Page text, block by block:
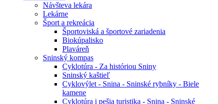
Návšteva lekára
Lekárne
Šport a rekreácia
Športoviská a športové zariadenia
Biokúpalisko
Plaváreň
Sninský kompas
Cyklotúra - Za históriou Sniny
Sninský kaštieľ
Cyklovýlet - Snina - Sninské rybníky - Biele
kamene
Cyklotúra i pešia turistika - Snina - Sninské